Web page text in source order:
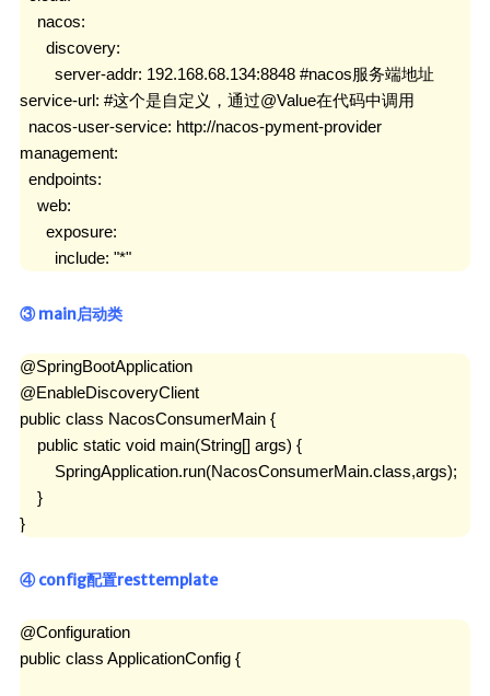
    nacos:
      discovery:
        server-addr: 192.168.68.134:8848 #nacos服务端地址
service-url: #这个是自定义，通过@Value在代码中调用
  nacos-user-service: http://nacos-pyment-provider
management:
  endpoints:
    web:
      exposure:
        include: "*"
③ main启动类
@SpringBootApplication
@EnableDiscoveryClient
public class NacosConsumerMain {
    public static void main(String[] args) {
        SpringApplication.run(NacosConsumerMain.class,args);
    }
}
④ config配置resttemplate
@Configuration
public class ApplicationConfig {